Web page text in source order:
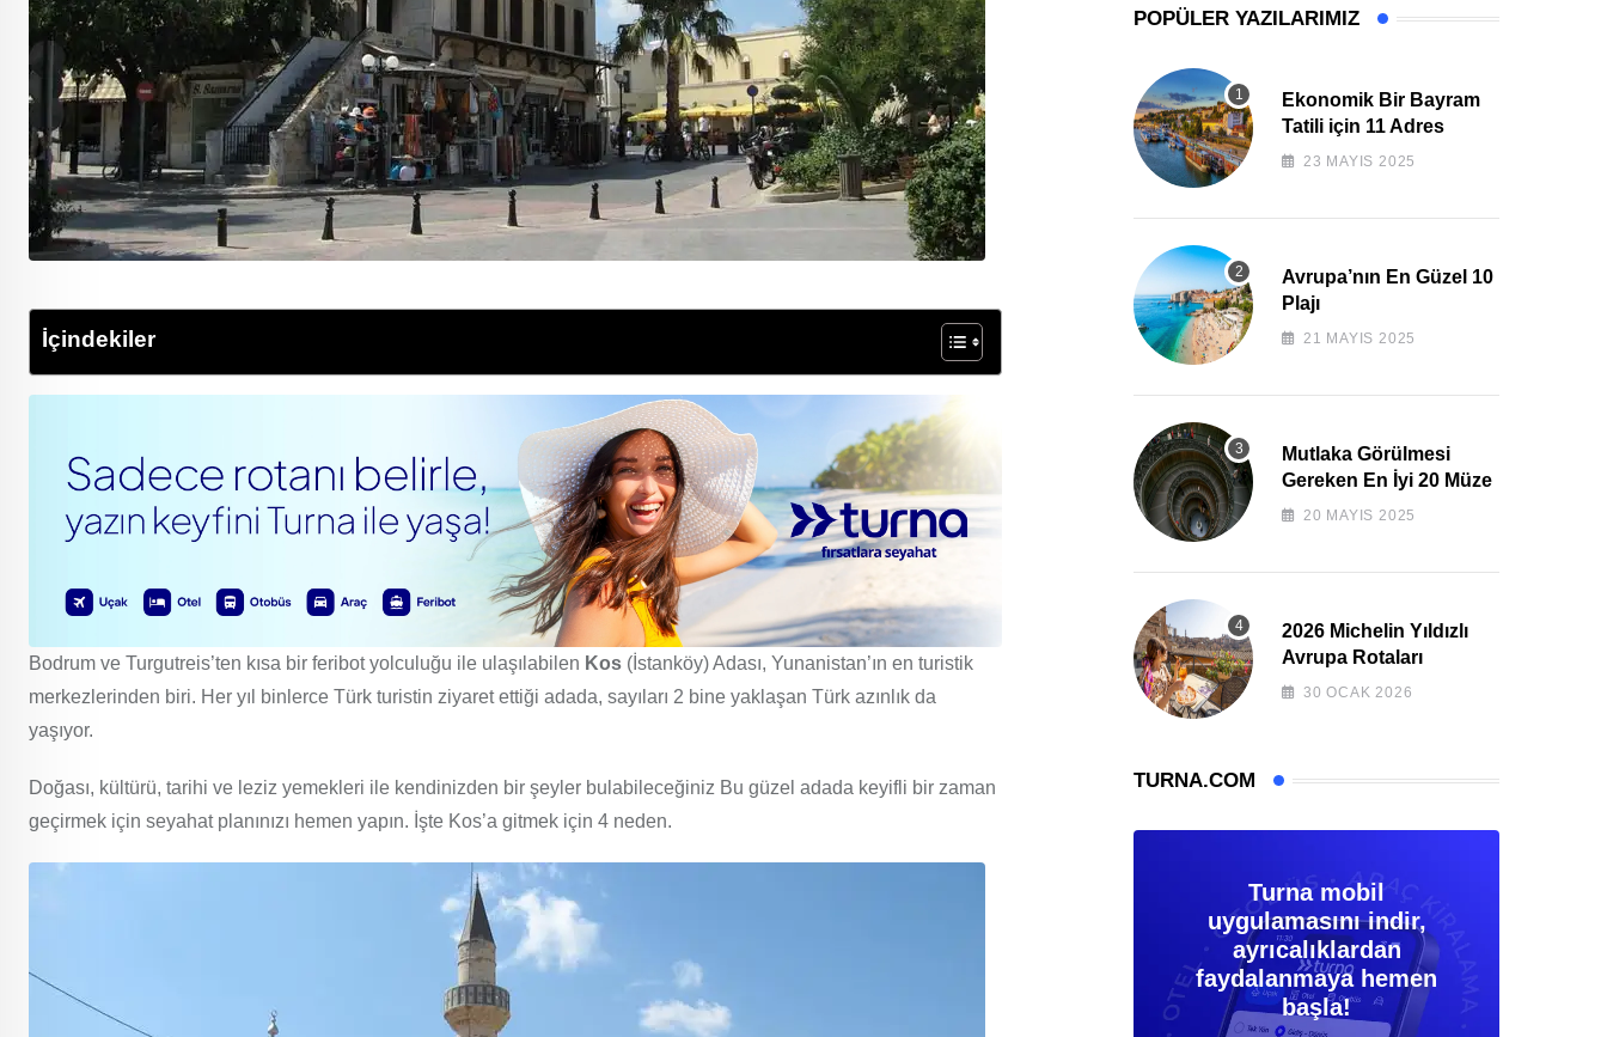
İçindekiler
Bodrum ve Turgutreis’ten kısa bir feribot yolculuğu ile ulaşılabilen Kos (İstanköy) Adası, Yunanistan’ın en turistik
merkezlerinden biri. Her yıl binlerce Türk turistin ziyaret ettiği adada, sayıları 2 bine yaklaşan Türk azınlık da
yaşıyor.
Doğası, kültürü, tarihi ve leziz yemekleri ile kendinizden bir şeyler bulabileceğiniz Bu güzel adada keyifli bir zaman
geçirmek için seyahat planınızı hemen yapın. İşte Kos’a gitmek için 4 neden.
POPÜLER YAZILARIMIZ
Ekonomik Bir Bayram
Tatili için 11 Adres
23 MAYIS 2025
Avrupa’nın En Güzel 10
Plajı
21 MAYIS 2025
Mutlaka Görülmesi
Gereken En İyi 20 Müze
20 MAYIS 2025
2026 Michelin Yıldızlı
Avrupa Rotaları
30 OCAK 2026
TURNA.COM
Turna mobil
uygulamasını indir,
ayrıcalıklardan
faydalanmaya hemen
başla!